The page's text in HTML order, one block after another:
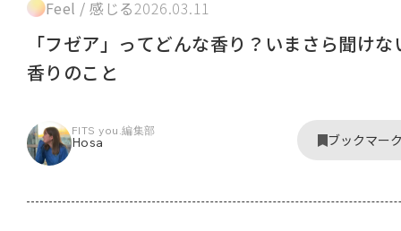
Feel / 感じる2026.03.11
「フゼア」ってどんな香り？いまさら聞けな
香りのこと
FITS you.編集部
Hosa ブックマー